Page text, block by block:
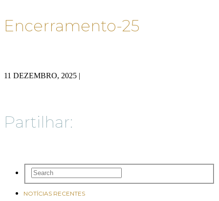
Encerramento-25
11 DEZEMBRO, 2025 |
Partilhar:
NOTÍCIAS RECENTES